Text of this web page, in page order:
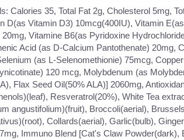
Calories 35, Total Fat 2g, Cholesterol 5mg,
D(as Vitamin D3) 10mcg(400IU), Vitamin
Vitamine B6(as Pyridoxine
Acid (as D-Calcium Pantothenate)
(as L-Selenomethionie) 75mcg,
120 mcg, Molybdenum (as
Flax Seed Oil(50% ALA)] 2060mg,
Resveratrol(20%), White Tea
angustifolium)(fruit), Broccoli(aerial),
Collards(aerial), Garlic(bulb),
Immuno Blend [Cat's Claw